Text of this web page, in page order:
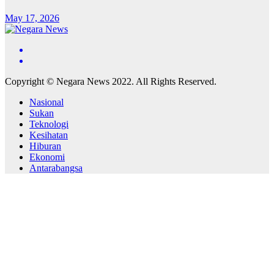
May 17, 2026
Copyright © Negara News 2022. All Rights Reserved.
Nasional
Sukan
Teknologi
Kesihatan
Hiburan
Ekonomi
Antarabangsa